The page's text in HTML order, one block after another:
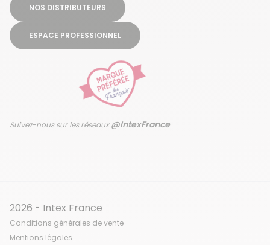
NOS DISTRIBUTEURS
ESPACE PROFESSIONNEL
Suivez-nous sur les réseaux@IntexFrance
2026 - Intex France
Conditions générales de vente
Mentions légales